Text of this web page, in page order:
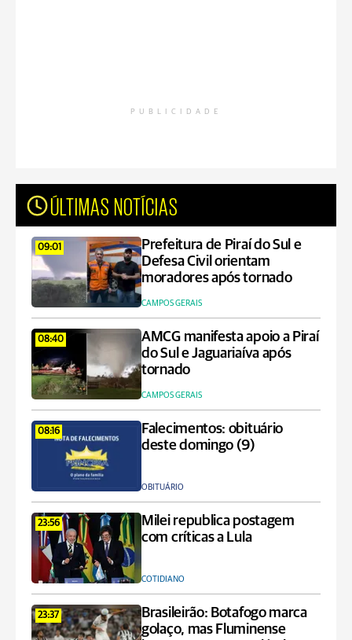
PUBLICIDADE
ÚLTIMAS NOTÍCIAS
09:01
Prefeitura de Piraí do Sul e
Defesa Civil orientam
moradores após tornado
CAMPOS GERAIS
08:40
AMCG manifesta apoio a Piraí
do Sul e Jaguariaíva após
tornado
CAMPOS GERAIS
08:16
Falecimentos: obituário
deste domingo (9)
OBITUÁRIO
23:56
Milei republica postagem
com críticas a Lula
COTIDIANO
23:37
Brasileirão: Botafogo marca
golaço, mas Fluminense